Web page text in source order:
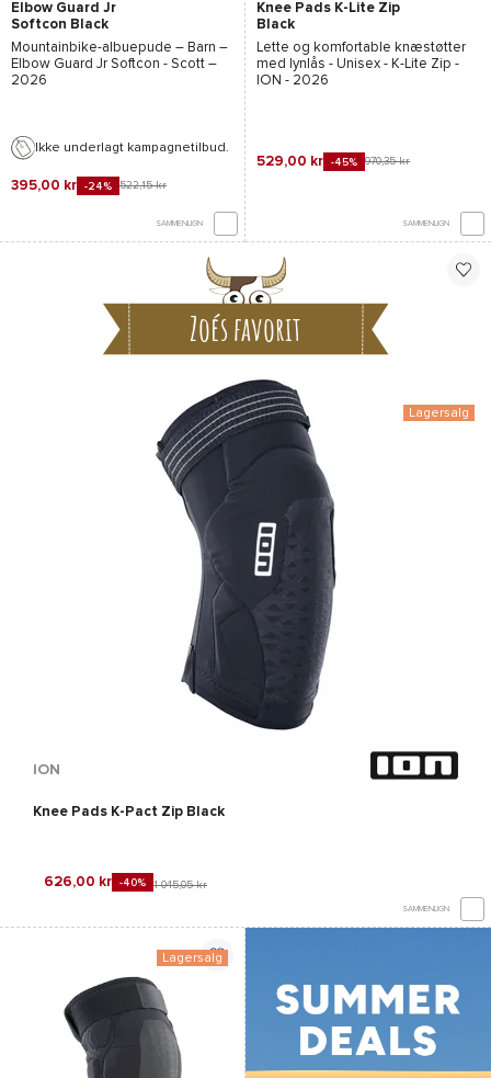
Elbow Guard Jr
Softcon Black
Mountainbike-albuepude – Barn –
Elbow Guard Jr Softcon - Scott –
2026
Ikke underlagt kampagnetilbud.
395,00 kr -24% 522,15 kr
SAMMENLIGN
Knee Pads K-Lite Zip
Black
Lette og komfortable knæstøtter
med lynlås - Unisex - K-Lite Zip -
ION - 2026
529,00 kr -45% 970,35 kr
SAMMENLIGN
Zoés favorit
Lagersalg
ION
Knee Pads K-Pact Zip Black
626,00 kr -40% 1 045,05 kr
SAMMENLIGN
Lagersalg